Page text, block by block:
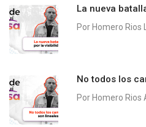
La nueva
Por Homero Rios
No todos los
Por Homero Rios